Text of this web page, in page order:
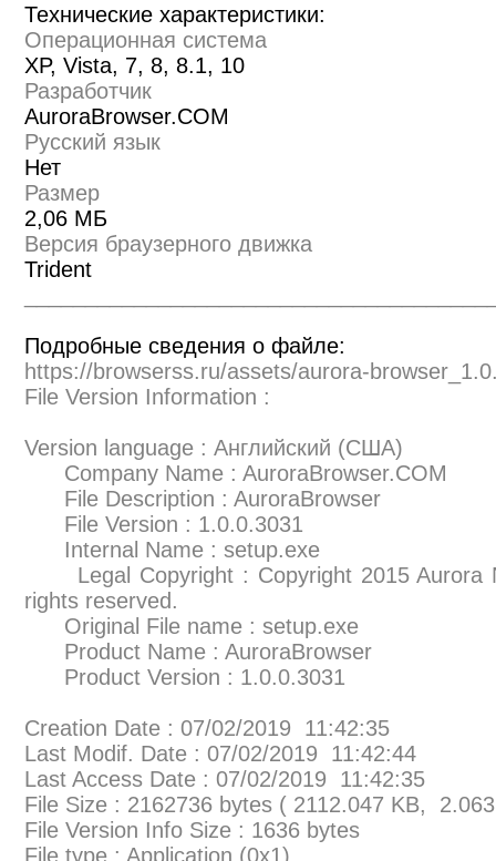
Технические характеристики:
Операционная система
XP, Vista, 7, 8, 8.1, 10
Разработчик
AuroraBrowser.COM
Русский язык
Нет
Размер
2,06 МБ
Версия браузерного движка
Trident
Подробные сведения о файле:
https://browserss.ru/assets/aurora-
File Version Information :
Version language : Английский (США)
Company Name : AuroraBrowser.COM
File Description : AuroraBrowser
File Version : 1.0.0.3031
Internal Name : setup.exe
Legal Copyright : Copyright 2015 Aurora
rights reserved.
Original File name : setup.exe
Product Name : AuroraBrowser
Product Version : 1.0.0.3031
Creation Date : 07/02/2019 11:42:35
Last Modif. Date : 07/02/2019 11:42:44
Last Access Date : 07/02/2019 11:42:35
File Size : 2162736 bytes ( 2112.047 KB,
File Version Info Size : 1636 bytes
File type : Application (0x1)